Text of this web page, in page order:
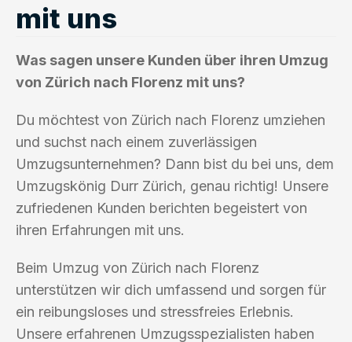
mit uns
Was sagen unsere Kunden über ihren Umzug
von Zürich nach Florenz mit uns?
Du möchtest von Zürich nach Florenz umziehen
und suchst nach einem zuverlässigen
Umzugsunternehmen? Dann bist du bei uns, dem
Umzugskönig Durr Zürich, genau richtig! Unsere
zufriedenen Kunden berichten begeistert von
ihren Erfahrungen mit uns.
Beim Umzug von Zürich nach Florenz
unterstützen wir dich umfassend und sorgen für
ein reibungsloses und stressfreies Erlebnis.
Unsere erfahrenen Umzugsspezialisten haben